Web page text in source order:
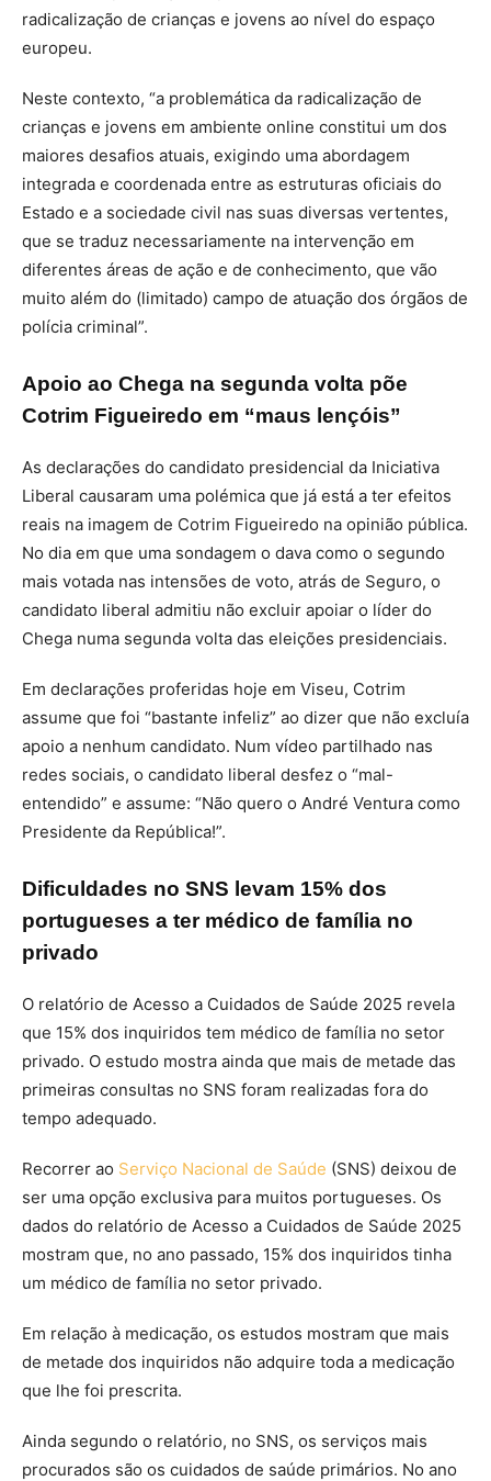
radicalização de crianças e jovens ao nível do espaço
europeu.
Neste contexto, “a problemática da radicalização de
crianças e jovens em ambiente online constitui um dos
maiores desafios atuais, exigindo uma abordagem
integrada e coordenada entre as estruturas oficiais do
Estado e a sociedade civil nas suas diversas vertentes,
que se traduz necessariamente na intervenção em
diferentes áreas de ação e de conhecimento, que vão
muito além do (limitado) campo de atuação dos órgãos de
polícia criminal”.
Apoio ao Chega na segunda volta põe
Cotrim Figueiredo em “maus lençóis”
As declarações do candidato presidencial da Iniciativa
Liberal causaram uma polémica que já está a ter efeitos
reais na imagem de Cotrim Figueiredo na opinião pública.
No dia em que uma sondagem o dava como o segundo
mais votada nas intensões de voto, atrás de Seguro, o
candidato liberal admitiu não excluir apoiar o líder do
Chega numa segunda volta das eleições presidenciais.
Em declarações proferidas hoje em Viseu, Cotrim
assume que foi “bastante infeliz” ao dizer que não excluía
apoio a nenhum candidato. Num vídeo partilhado nas
redes sociais, o candidato liberal desfez o “mal-
entendido” e assume: “Não quero o André Ventura como
Presidente da República!”.
Dificuldades no SNS levam 15% dos
portugueses a ter médico de família no
privado
O relatório de Acesso a Cuidados de Saúde 2025 revela
que 15% dos inquiridos tem médico de família no setor
privado. O estudo mostra ainda que mais de metade das
primeiras consultas no SNS foram realizadas fora do
tempo adequado.
Recorrer ao Serviço Nacional de Saúde (SNS) deixou de
ser uma opção exclusiva para muitos portugueses. Os
dados do relatório de Acesso a Cuidados de Saúde 2025
mostram que, no ano passado, 15% dos inquiridos tinha
um médico de família no setor privado.
Em relação à medicação, os estudos mostram que mais
de metade dos inquiridos não adquire toda a medicação
que lhe foi prescrita.
Ainda segundo o relatório, no SNS, os serviços mais
procurados são os cuidados de saúde primários. No ano